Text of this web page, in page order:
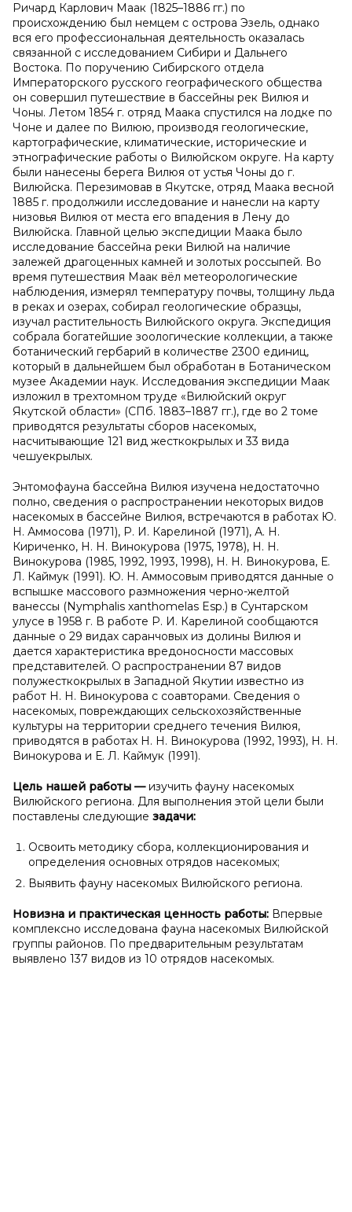
Ричард Карлович Маак (1825–1886 гг.) по
происхождению был немцем с острова Эзель, однако
вся его профессиональная деятельность оказалась
связанной с исследованием Сибири и Дальнего
Востока. По поручению Сибирского отдела
Императорского русского географического общества
он совершил путешествие в бассейны рек Вилюя и
Чоны. Летом 1854 г. отряд Маака спустился на лодке по
Чоне и далее по Вилюю, производя геологические,
картографические, климатические, исторические и
этнографические работы о Вилюйском округе. На карту
были нанесены берега Вилюя от устья Чоны до г.
Вилюйска. Перезимовав в Якутске, отряд Маака весной
1885 г. продолжили исследование и нанесли на карту
низовья Вилюя от места его впадения в Лену до
Вилюйска. Главной целью экспедиции Маака было
исследование бассейна реки Вилюй на наличие
залежей драгоценных камней и золотых россыпей. Во
время путешествия Маак вёл метеорологические
наблюдения, измерял температуру почвы, толщину льда
в реках и озерах, собирал геологические образцы,
изучал растительность Вилюйского округа. Экспедиция
собрала богатейшие зоологические коллекции, а также
ботанический гербарий в количестве 2300 единиц,
который в дальнейшем был обработан в Ботаническом
музее Академии наук. Исследования экспедиции Маак
изложил в трехтомном труде «Вилюйский округ
Якутской области» (СПб. 1883–1887 гг.), где во 2 томе
приводятся результаты сборов насекомых,
насчитывающие 121 вид жесткокрылых и 33 вида
чешуекрылых.
Энтомофауна бассейна Вилюя изучена недостаточно
полно, сведения о распространении некоторых видов
насекомых в бассейне Вилюя, встречаются в работах Ю.
Н. Аммосова (1971), Р. И. Карелиной (1971), А. Н.
Кириченко, Н. Н. Винокурова (1975, 1978), Н. Н.
Винокурова (1985, 1992, 1993, 1998), Н. Н. Винокурова, Е.
Л. Каймук (1991). Ю. Н. Аммосовым приводятся данные о
вспышке массового размножения черно-желтой
ванессы (Nymphalis xanthomelas Esp.) в Сунтарском
улусе в 1958 г. В работе Р. И. Карелиной сообщаются
данные о 29 видах саранчовых из долины Вилюя и
дается характеристика вредоносности массовых
представителей. О распространении 87 видов
полужесткокрылых в Западной Якутии известно из
работ Н. Н. Винокурова с соавторами. Сведения о
насекомых, повреждающих сельскохозяйственные
культуры на территории среднего течения Вилюя,
приводятся в работах Н. Н. Винокурова (1992, 1993), Н. Н.
Винокурова и Е. Л. Каймук (1991).
Цель нашей работы —изучить фауну насекомых
Вилюйского региона. Для выполнения этой цели были
поставлены следующие задачи:
Освоить методику сбора, коллекционирования и
определения основных отрядов насекомых;
Выявить фауну насекомых Вилюйского региона.
Новизна и практическая ценность работы: Впервые
комплексно исследована фауна насекомых Вилюйской
группы районов. По предварительным результатам
выявлено 137 видов из 10 отрядов насекомых.